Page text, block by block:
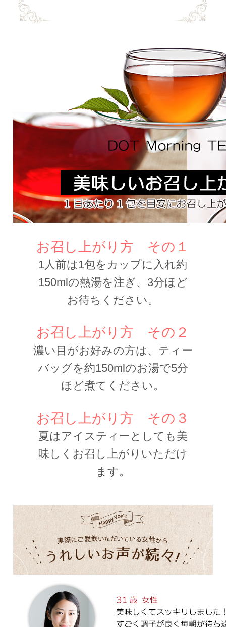
お召し上がり方 その１
1人前は1包をカップに入れ約
150mlの熱湯を注ぎ、3分ほど
お待ちください。
お召し上がり方 その２
濃い目がお好みの方は、ティー
バッグを約150mlのお湯で5分
ほど煮てください。
お召し上がり方 その３
夏はアイスティーとしても美
味しくお召し上がりいただけ
ます。